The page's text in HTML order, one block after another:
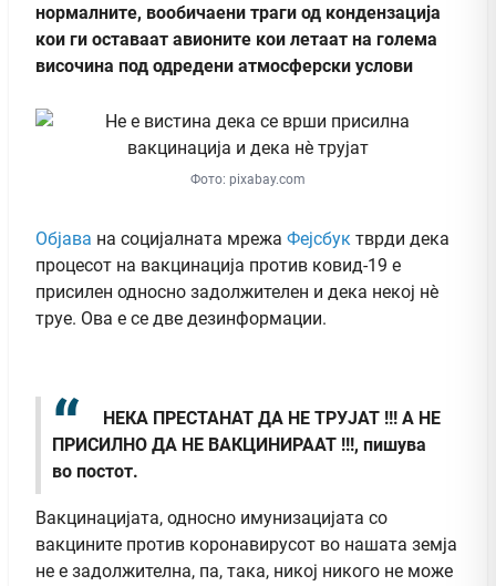
нормалните, вообичаени траги од кондензација
кои ги оставаат авионите кои летаат на голема
височина под одредени атмосферски услови
Фото: pixabay.com
Објава на социјалната мрежа Фејсбук тврди дека
процесот на вакцинација против ковид-19 е
присилен односно задолжителен и дека некој нè
труе. Ова е се две дезинформации.
НЕКА ПРЕСТАНАТ ДА НЕ ТРУЈАТ !!! А НЕ
ПРИСИЛНО ДА НЕ ВАКЦИНИРААТ !!!, пишува
во постот.
Вакцинацијата, односно имунизацијата со
вакцините против коронавирусот во нашата земја
не е задолжителна, па, така, никој никого не може